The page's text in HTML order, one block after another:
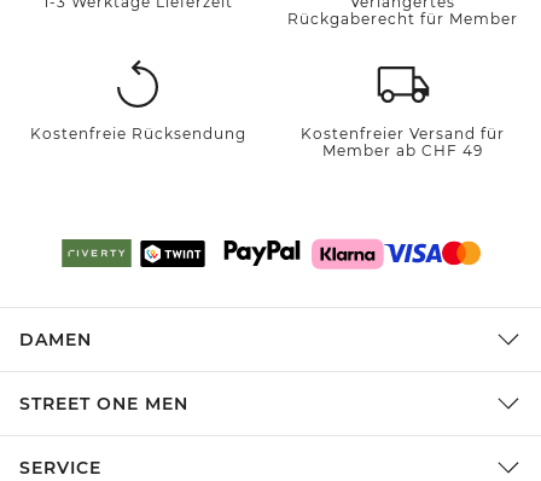
Rückgaberecht für Member
Kostenfreie Rücksendung
Kostenfreier Versand für
Member ab CHF 49
DAMEN
STREET ONE MEN
SERVICE